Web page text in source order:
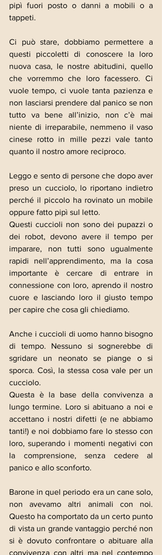
pipì fuori posto o danni a mobili o a
tappeti.
Ci può stare, dobbiamo permettere a
questi piccoletti di conoscere la loro
nuova casa, le nostre abitudini, quello
che vorremmo che loro facessero. Ci
vuole tempo, ci vuole tanta pazienza e
non lasciarsi prendere dal panico se non
tutto va bene all’inizio, non c’è mai
niente di irreparabile, nemmeno il vaso
cinese rotto in mille pezzi vale tanto
quanto il nostro amore reciproco.
Leggo e sento di persone che dopo aver
preso un cucciolo, lo riportano indietro
perché il piccolo ha rovinato un mobile
oppure fatto pipì sul letto.
Questi cuccioli non sono dei pupazzi o
dei robot, devono avere il tempo per
imparare, non tutti sono ugualmente
rapidi nell’apprendimento, ma la cosa
importante è cercare di entrare in
connessione con loro, aprendo il nostro
cuore e lasciando loro il giusto tempo
per capire che cosa gli chiediamo.
Anche i cuccioli di uomo hanno bisogno
di tempo. Nessuno si sognerebbe di
sgridare un neonato se piange o si
sporca. Così, la stessa cosa vale per un
cucciolo.
Questa è la base della convivenza a
lungo termine. Loro si abituano a noi e
accettano i nostri difetti (e ne abbiamo
tanti!) e noi dobbiamo fare lo stesso con
loro, superando i momenti negativi con
la comprensione, senza cedere al
panico e allo sconforto.
Barone in quel periodo era un cane solo,
non avevamo altri animali con noi.
Questo ha comportato da un certo punto
di vista un grande vantaggio perché non
si è dovuto confrontare o abituare alla
convivenza con altri ma nel contempo